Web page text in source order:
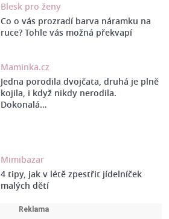
Blesk pro ženy
Co o vás prozradí barva náramku na
ruce? Tohle vás možná překvapí
Maminka.cz
Jedna porodila dvojčata, druhá je plně
kojila, i když nikdy nerodila.
Dokonalá…
Mimibazar
4 tipy, jak v létě zpestřit jídelníček
malých dětí